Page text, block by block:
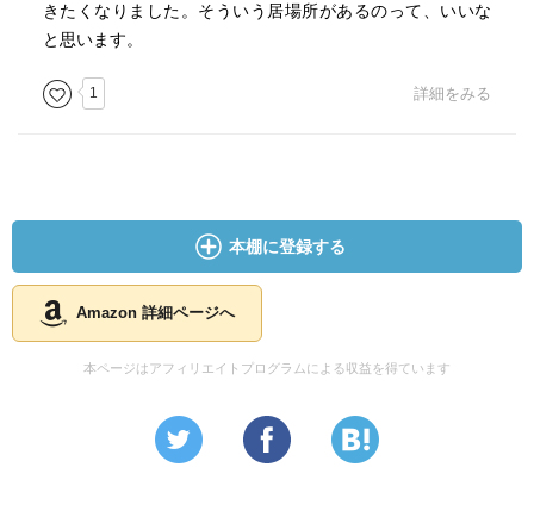
きたくなりました。そういう居場所があるのって、いいな
と思います。
1 詳細をみる
本棚に登録する
Amazon 詳細ページへ
本ページはアフィリエイトプログラムによる収益を得ています